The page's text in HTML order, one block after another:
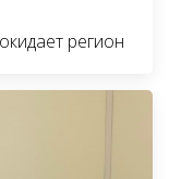
регион